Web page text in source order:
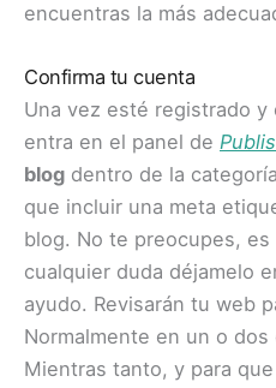
encuentras la más
Confirma tu cuenta
Una vez esté registrado
entra en el panel de
blog dentro de la
que incluir una meta
blog. No te preocupes,
cualquier duda déjamelo
ayudo. Revisarán tu web
Normalmente en un o
Mientras tanto, y para